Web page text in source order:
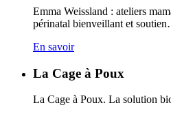
Emma Weissland : ateliers
périnatal bienveillant et
En savoir
La Cage à Poux
La Cage à Poux. La solution